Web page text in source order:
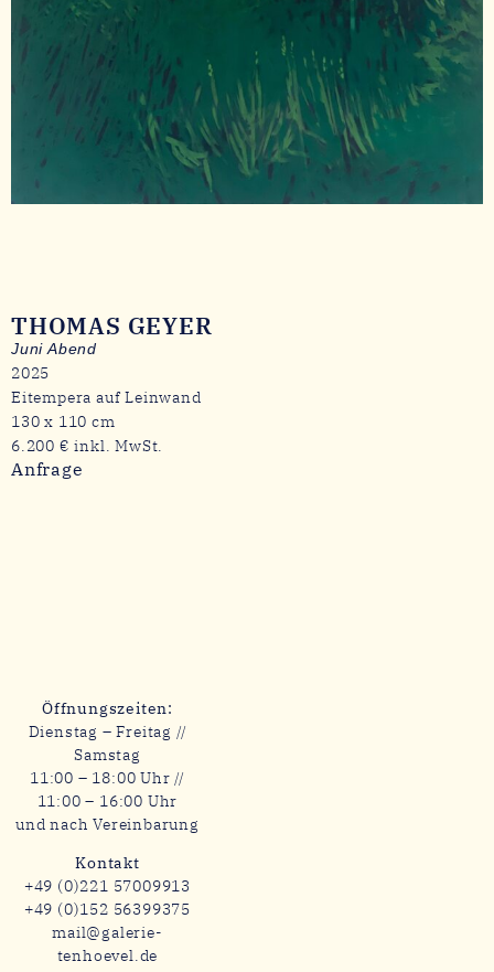
THOMAS GEYER
Juni Abend
2025
Eitempera auf Leinwand
130 x 110 cm
6.200 € inkl. MwSt.
Anfrage
Öffnungszeiten:
Dienstag – Freitag //
Samstag
11:00 – 18:00 Uhr //
11:00 – 16:00 Uhr
und nach Vereinbarung
Kontakt
+49 (0)221 57009913
+49 (0)152 56399375
mail@galerie-
tenhoevel.de